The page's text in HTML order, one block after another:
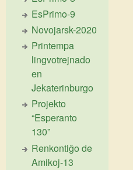
EsPrimo-9
Novojarsk-2020
Printempa
lingvotrejnado
en
Jekaterinburgo
Projekto
“Esperanto
130”
Renkontiĝo de
Amikoj-13